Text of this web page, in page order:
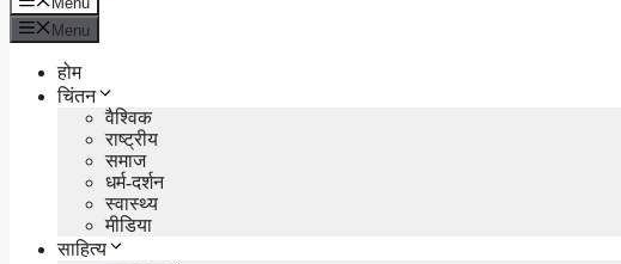
Menu
होम
चिंतन
वैश्विक
राष्ट्रीय
समाज
धर्म-दर्शन
स्वास्थ्य
मीडिया
साहित्य